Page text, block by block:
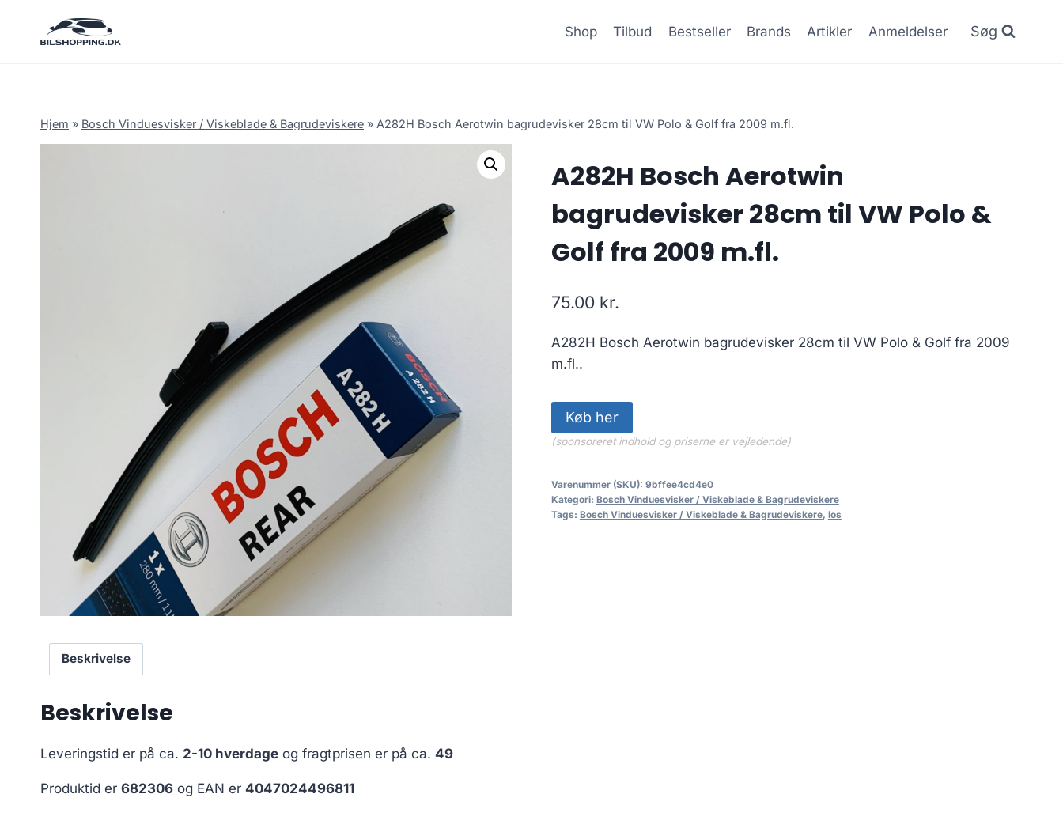
Shop Tilbud Bestseller Brands Artikler Anmeldelser Søg
Hjem » Bosch Vinduesvisker / Viskeblade & Bagrudeviskere » A282H Bosch Aerotwin bagrudevisker 28cm til VW Polo & Golf fra 2009 m.fl.
A282H Bosch Aerotwin
bagrudevisker 28cm til VW Polo &
Golf fra 2009 m.fl.
75.00 kr.
A282H Bosch Aerotwin bagrudevisker 28cm til VW Polo & Golf fra 2009
m.fl..
Køb her
(sponsoreret indhold og priserne er vejledende)
Varenummer (SKU): 9bffee4cd4e0
Kategori: Bosch Vinduesvisker / Viskeblade & Bagrudeviskere
Tags: Bosch Vinduesvisker / Viskeblade & Bagrudeviskere, los
Beskrivelse
Beskrivelse
Leveringstid er på ca. 2-10 hverdage og fragtprisen er på ca. 49
Produktid er 682306 og EAN er 4047024496811